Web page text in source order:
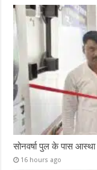
सोनवर्षा पुल के पास
16 hours ago